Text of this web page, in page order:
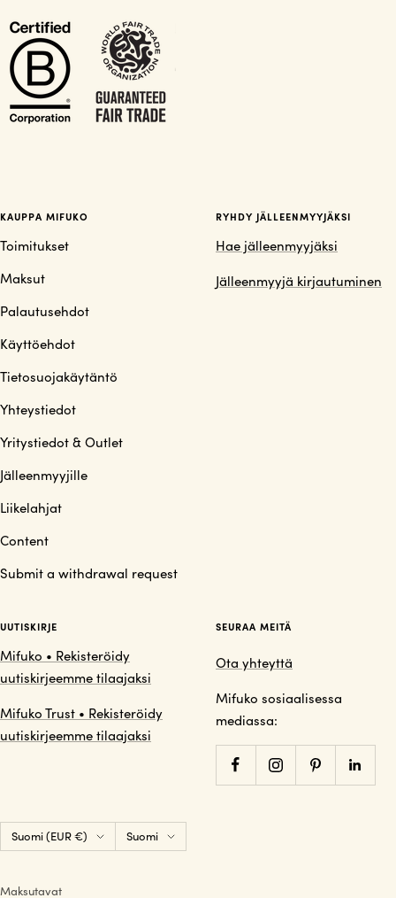
KAUPPA MIFUKO
Toimitukset
Maksut
Palautusehdot
Käyttöehdot
Tietosuojakäytäntö
Yhteystiedot
Yritystiedot & Outlet
Jälleenmyyjille
Liikelahjat
Content
Submit a withdrawal request
RYHDY JÄLLEENMYYJÄKSI
Hae jälleenmyyjäksi
Jälleenmyyjä kirjautuminen
UUTISKIRJE
Mifuko • Rekisteröidy
uutiskirjeemme tilaajaksi
Mifuko Trust • Rekisteröidy
uutiskirjeemme tilaajaksi
SEURAA MEITÄ
Ota yhteyttä
Mifuko sosiaalisessa
mediassa:
Maa/alue
Suomi (EUR €) Kieli
Suomi
Maksutavat